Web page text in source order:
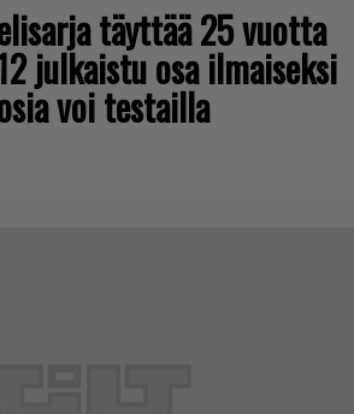
täyttää 25 vuotta
julkaistu osa ilmaiseksi
voi testailla